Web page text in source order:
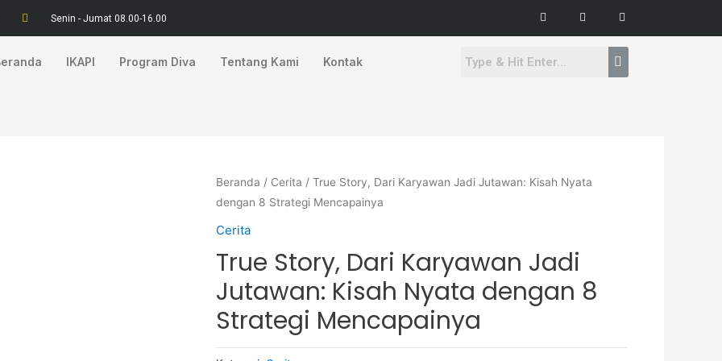
Senin - Jumat 08.00-16.00
a
e
o
n
t
o
t
u
IKAPI Program Diva Tentang Kami Kontak
Beranda / Cerita / True Story, Dari Karyawan Jadi Jutawan: Kisah Nyata
dengan 8 Strategi Mencapainya
Cerita
True Story, Dari Karyawan Jadi
Jutawan: Kisah Nyata dengan 8
Strategi Mencapainya